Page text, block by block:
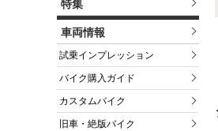
特集
車両情報
試乗インプレッション
バイク購入ガイド
カスタムバイク
旧車・絶版バイク